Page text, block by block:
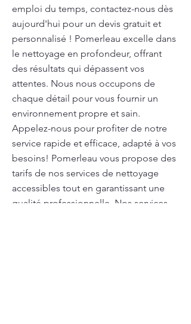
emploi du temps, contactez-nous dès
aujourd'hui pour un devis gratuit et
personnalisé ! Pomerleau excelle dans
le nettoyage en profondeur, offrant
des résultats qui dépassent vos
attentes. Nous nous occupons de
chaque détail pour vous fournir un
environnement propre et sain.
Appelez-nous pour profiter de notre
service rapide et efficace, adapté à vos
besoins! Pomerleau vous propose des
tarifs de nos services de nettoyage
accessibles tout en garantissant une
qualité professionnelle. Nos services